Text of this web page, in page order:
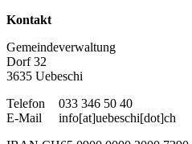
Kontakt
Gemeindeverwaltung
Dorf 32
3635 Uebeschi
Telefon
033 346 50 40
E-Mail
info[at]uebeschi[dot]ch